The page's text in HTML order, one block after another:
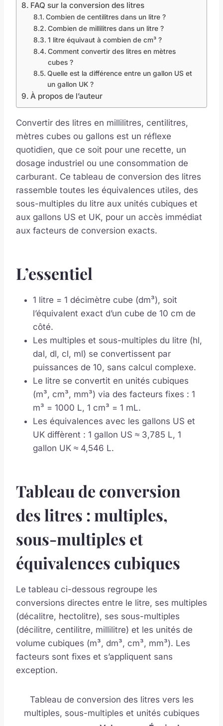
FAQ sur la conversion des litres
Combien de centilitres dans un litre ?
Combien de millilitres dans un litre ?
1 litre équivaut à combien de cm³ ?
Comment convertir des litres en mètres
cubes ?
Quelle est la différence entre un gallon US et
un gallon UK ?
À propos de l’auteur
Convertir des litres en millilitres, centilitres,
mètres cubes ou gallons est un réflexe
quotidien, que ce soit pour une recette, un
dosage industriel ou une consommation de
carburant. Ce tableau de conversion des litres
rassemble toutes les équivalences utiles, des
sous-multiples du litre aux unités cubiques et
aux gallons US et UK, pour un accès immédiat
aux facteurs de conversion exacts.
L’essentiel
1 litre = 1 décimètre cube (dm³), soit
l’équivalent exact d’un cube de 10 cm de
côté.
Les multiples et sous-multiples du litre (hl,
dal, dl, cl, ml) se convertissent par
puissances de 10, sans calcul complexe.
Le litre se convertit en unités cubiques
(m³, cm³, mm³) via des facteurs fixes : 1
m³ = 1000 L, 1 cm³ = 1 mL.
Les équivalences avec les gallons US et
UK diffèrent : 1 gallon US ≈ 3,785 L, 1
gallon UK ≈ 4,546 L.
Tableau de conversion
des litres : multiples,
sous-multiples et
équivalences cubiques
Le tableau ci-dessous regroupe les
conversions directes entre le litre, ses multiples
(décalitre, hectolitre), ses sous-multiples
(décilitre, centilitre, millilitre) et les unités de
volume cubiques (m³, dm³, cm³, mm³). Les
facteurs sont fixes et s’appliquent sans
exception.
Tableau de conversion des litres vers les
multiples, sous-multiples et unités cubiques